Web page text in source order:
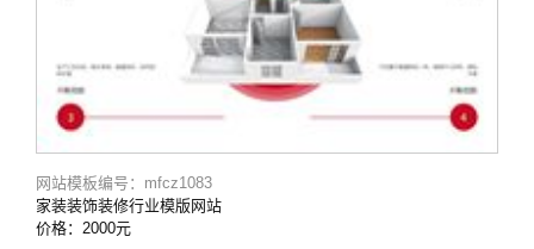
网站模板编号：mfcz1083
家装装饰装修行业模版网站
价格：2000元